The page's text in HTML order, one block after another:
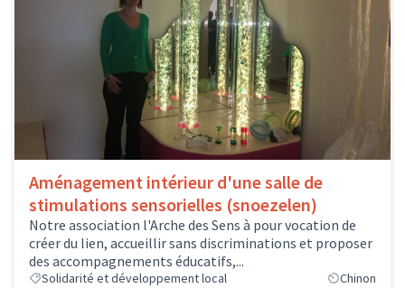
Aménagement intérieur d'une salle de
stimulations sensorielles (snoezelen)
Notre association l'Arche des Sens à pour vocation de
créer du lien, accueillir sans discriminations et proposer
des accompagnements éducatifs,...
Solidarité et développement local Chinon